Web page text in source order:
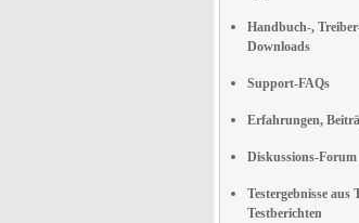
Handbuch-,
Downloads
Support-FAQs
Erfahrungen,
Diskussions-Forum
Testergebnisse aus
Testberichten